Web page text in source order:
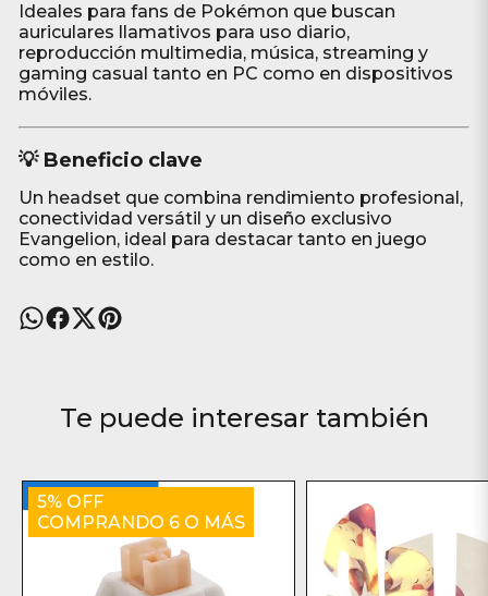
Ideales para fans de Pokémon que buscan
auriculares llamativos para uso diario,
reproducción multimedia, música, streaming y
gaming casual tanto en PC como en dispositivos
móviles.
💡 Beneficio clave
Un headset que combina rendimiento profesional,
conectividad versátil y un diseño exclusivo
Evangelion, ideal para destacar tanto en juego
como en estilo.
Te puede interesar también
5% OFF
COMPRANDO 6 O MÁS